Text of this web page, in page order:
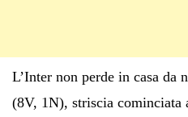
L’Inter non perde in casa da
(8V, 1N), striscia